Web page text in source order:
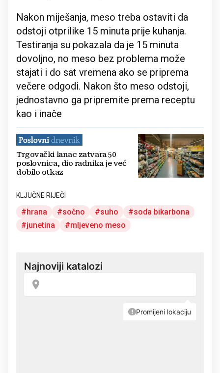
Nakon miješanja, meso treba ostaviti da
odstoji otprilike 15 minuta prije kuhanja.
Testiranja su pokazala da je 15 minuta
dovoljno, no meso bez problema može
stajati i do sat vremena ako se priprema
večere odgodi. Nakon što meso odstoji,
jednostavno ga pripremite prema receptu
kao i inače
Trgovački lanac zatvara 50
poslovnica, dio radnika je već
dobilo otkaz
KLJUČNE RIJEČI
hrana sočno suho
soda bikarbona
junetina
mljeveno meso